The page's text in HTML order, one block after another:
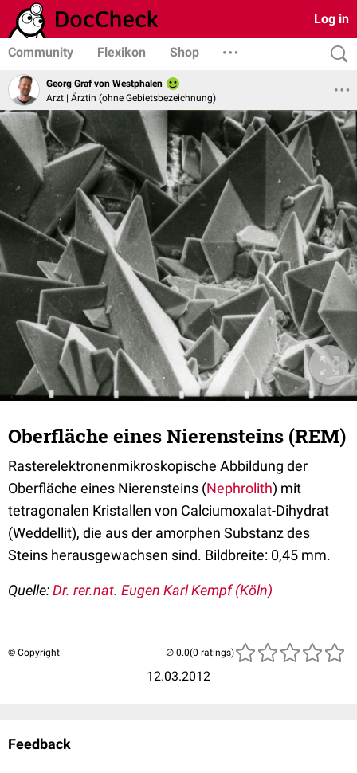
Log in
Community Flexikon Shop
Georg Graf von Westphalen
Arzt | Ärztin (ohne Gebietsbezeichnung)
Oberfläche eines Nierensteins (REM)
Rasterelektronenmikroskopische Abbildung der
Oberfläche eines Nierensteins (Nephrolith) mit
tetragonalen Kristallen von Calciumoxalat-Dihydrat
(Weddellit), die aus der amorphen Substanz des
Steins herausgewachsen sind. Bildbreite: 0,45 mm.
Quelle:Dr. rer.nat. Eugen Karl Kempf(Köln)
© Copyright
12.03.2012
(0 ratings)
Feedback